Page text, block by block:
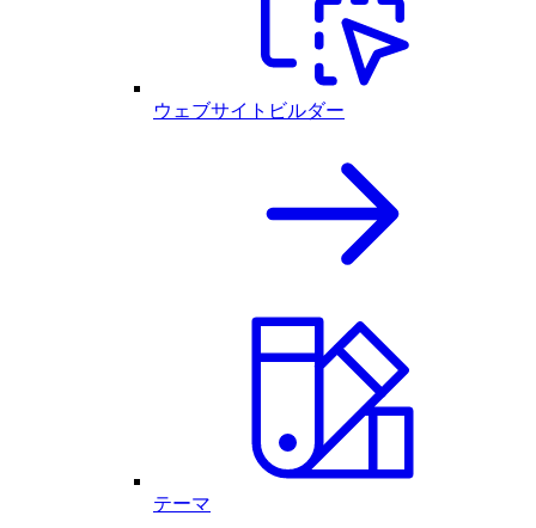
ウェブサイトビルダー
テーマ